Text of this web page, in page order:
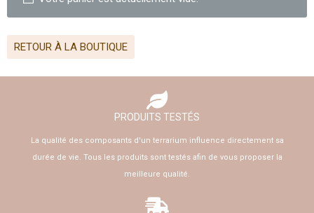
RETOUR À LA BOUTIQUE
PRODUITS TESTÉS
La qualité des composants d'un terrarium influence directement sa
durée de vie. Tous les produits sont testés afin de vous proposer la
meilleure qualité.